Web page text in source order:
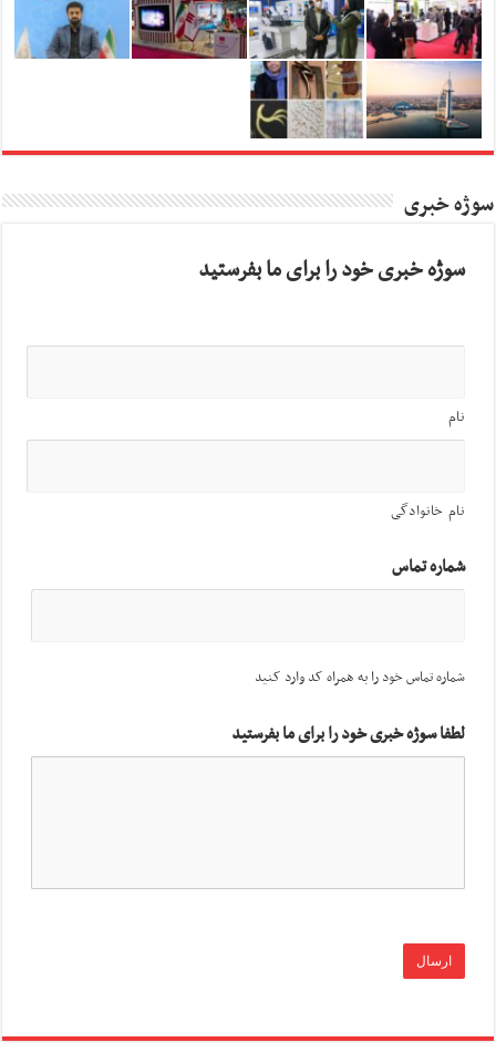
سوژه خبری
سوژه خبری خود را برای ما بفرستید
نام
نام خانوادگی
شماره تماس
شماره تماس خود را به همراه کد وارد کنید
لطفا سوژه خبری خود را برای ما بفرستید